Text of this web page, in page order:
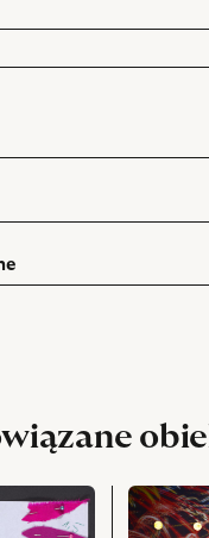
przejdź
do